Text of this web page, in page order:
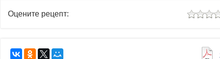
Оцените рецепт: